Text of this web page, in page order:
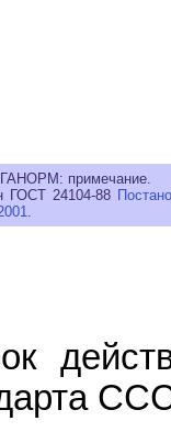
примечание.
ГОСТ 24104-88
.